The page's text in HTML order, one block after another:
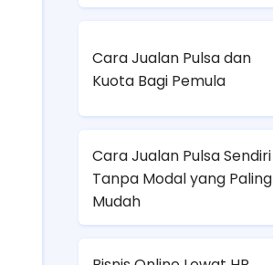
Cara Jualan Pulsa dan
Kuota Bagi Pemula
Cara Jualan Pulsa Sendiri
Tanpa Modal yang Paling
Mudah